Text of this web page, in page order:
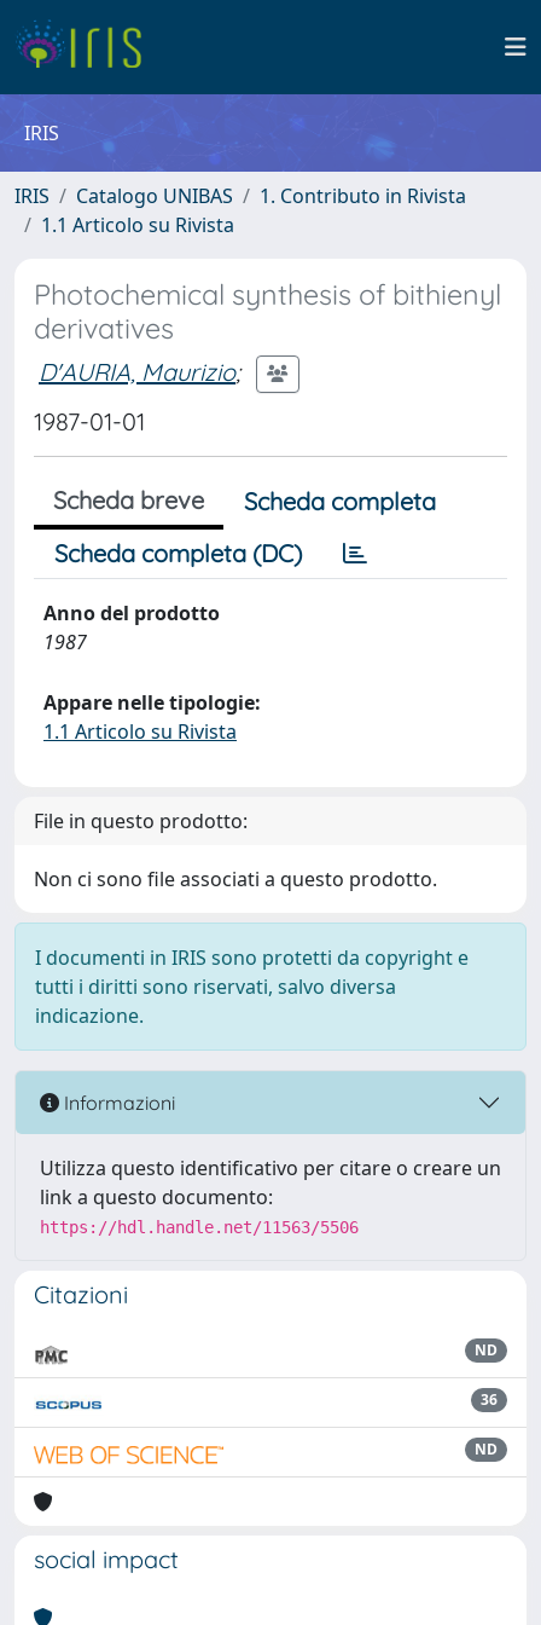
IRIS
IRIS Catalogo UNIBAS
1. Contributo in Rivista
1.1 Articolo su Rivista
Photochemical synthesis of bithienyl
derivatives
D'AURIA, Maurizio;
1987-01-01
Scheda breve
Scheda completa
Scheda completa (DC)
Anno del prodotto
1987
Appare nelle tipologie:
1.1 Articolo su Rivista
File in questo prodotto:
Non ci sono file associati a questo prodotto.
I documenti in IRIS sono protetti da copyright e
tutti i diritti sono riservati, salvo diversa
indicazione.
Informazioni
Utilizza questo identificativo per citare o creare un
link a questo documento:
https://hdl.handle.net/11563/5506
Citazioni
ND
36
ND
social impact